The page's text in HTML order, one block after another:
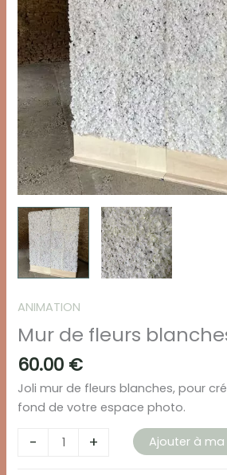
ANIMATION
Mur de fleurs
60.00 €
Joli mur de fleurs blanches, pour
fond de votre espace photo.
-
quantité
+ Ajouter à ma